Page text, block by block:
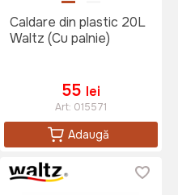
Caldare din plastic 20L
Waltz (Cu palnie)
55 lei
Art: 015571
Adaugă